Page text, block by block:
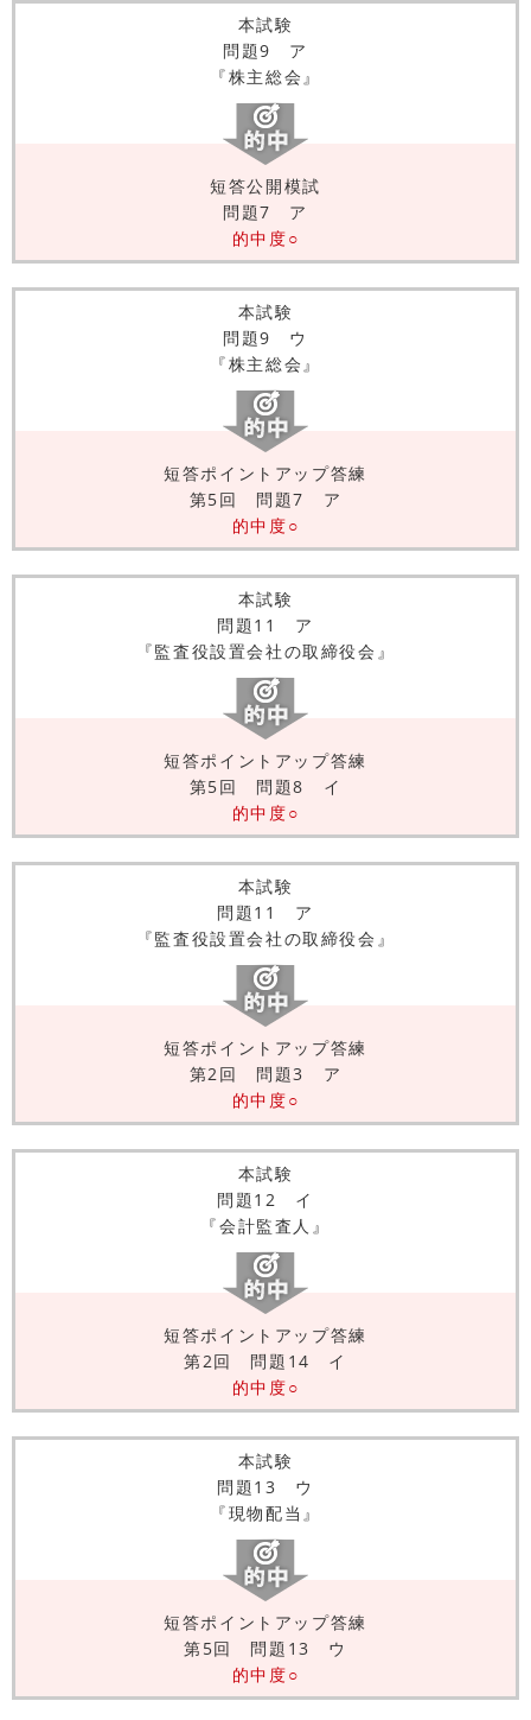
本試験
問題9 ア
『株主総会』
短答公開模試
問題7 ア
的中度○
本試験
問題9 ウ
『株主総会』
短答ポイントアップ答練
第5回 問題7 ア
的中度○
本試験
問題11 ア
『監査役設置会社の取締役会』
短答ポイントアップ答練
第5回 問題8 イ
的中度○
本試験
問題11 ア
『監査役設置会社の取締役会』
短答ポイントアップ答練
第2回 問題3 ア
的中度○
本試験
問題12 イ
『会計監査人』
短答ポイントアップ答練
第2回 問題14 イ
的中度○
本試験
問題13 ウ
『現物配当』
短答ポイントアップ答練
第5回 問題13 ウ
的中度○